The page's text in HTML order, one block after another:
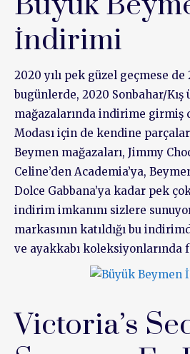
İndirimi
2020 yılı pek güzel geçmese
bugünlerde, 2020 Sonbahar/Kış
mağazalarında indirime girmiş
Modası için de kendine
Beymen mağazaları, Jimmy
Celine’den Academia’ya,
Dolce Gabbana’ya kadar pek
indirim imkanını sizlere
markasının katıldığı bu
ve ayakkabı koleksiyonlarında
Victoria’s